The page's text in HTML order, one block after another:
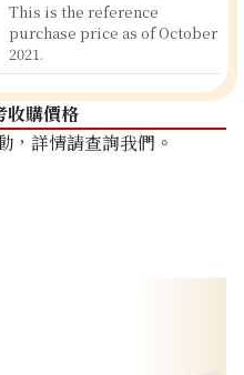
This is the reference
purchase price as of October
2021.
收購價格
，詳情請查詢我們。